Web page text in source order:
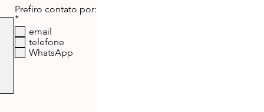
Prefiro contato por:
*O
b
r
i
g
email
telefone
WhatsApp